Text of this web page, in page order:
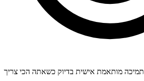
תמיכה מותאמת אישית בדיוק כשאתה הכי צריך